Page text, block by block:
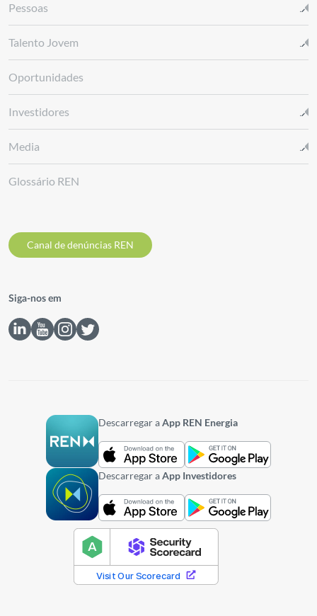
Pessoas
Talento Jovem
Oportunidades
Investidores
Media
Glossário REN
Canal de denúncias REN
Siga-nos em
Descarregar aApp REN Energia
Descarregar aApp Investidores